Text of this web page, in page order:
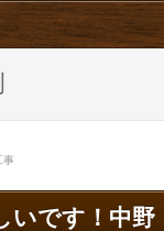
事
いです！中野